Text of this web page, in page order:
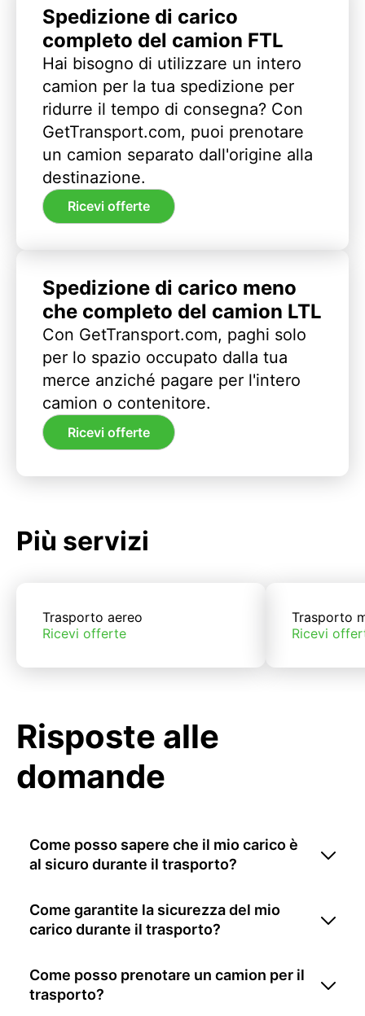
Spedizione di carico
completo del camion FTL
Hai bisogno di utilizzare un intero
camion per la tua spedizione per
ridurre il tempo di consegna? Con
GetTransport.com, puoi prenotare
un camion separato dall'origine alla
destinazione.
Ricevi offerte
Spedizione di carico meno
che completo del camion LTL
Con GetTransport.com, paghi solo
per lo spazio occupato dalla tua
merce anziché pagare per l'intero
camion o contenitore.
Ricevi offerte
Più servizi
Trasporto aereo
Ricevi offerte
Trasporto
Ricevi
Risposte alle
domande
Come posso sapere che il mio carico è
al sicuro durante il trasporto?
Come garantite la sicurezza del mio
carico durante il trasporto?
Come posso prenotare un camion per il
trasporto?